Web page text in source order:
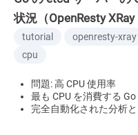
状況（OpenResty XRay
tutorial openresty-xray
cpu
問題: 高 CPU 使用率
最も CPU を消費する
完全自動化された分析